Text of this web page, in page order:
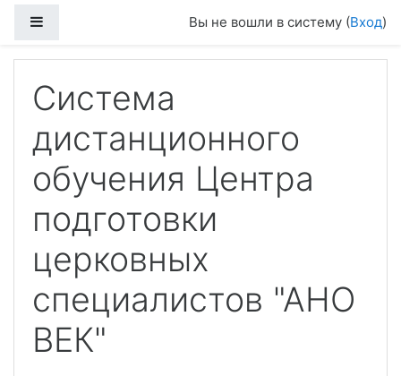
Вы не вошли в систему (Вход)
Система
дистанционного
обучения Центра
подготовки
церковных
специалистов "АНО
ВЕК"